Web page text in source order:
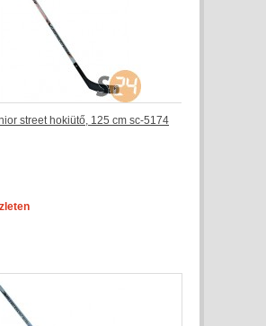
street hokiütő, 125 cm sc-5174